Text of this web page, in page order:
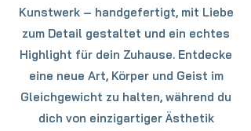
Kunstwerk – handgefertigt, mit Liebe
zum Detail gestaltet und ein echtes
Highlight für dein Zuhause. Entdecke
eine neue Art, Körper und Geist im
Gleichgewicht zu halten, während du
dich von einzigartiger Ästhetik